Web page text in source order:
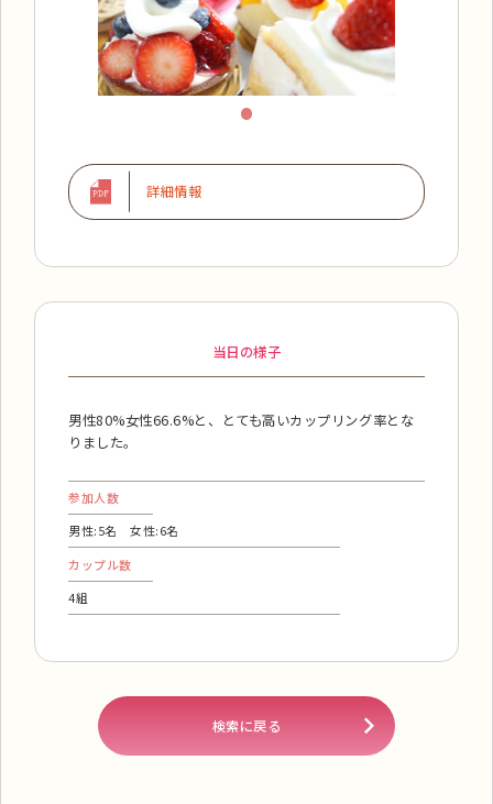
詳細情報
当日の様子
男性80%女性66.6%と、とても高いカップリング率とな
りました。
参加人数
男性:5名 女性:6名
カップル数
4組
検索に戻る